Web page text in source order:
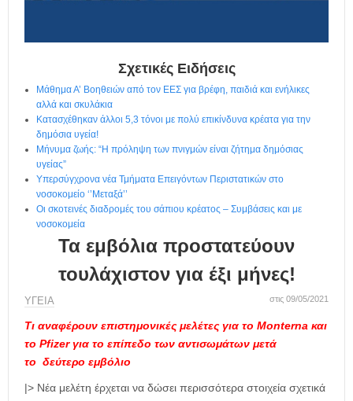
Σχετικές Ειδήσεις
Μάθημα Α’ Βοηθειών από τον ΕΕΣ για βρέφη, παιδιά και ενήλικες
αλλά και σκυλάκια
Κατασχέθηκαν άλλοι 5,3 τόνοι με πολύ επικίνδυνα κρέατα για την
δημόσια υγεία!
Μήνυμα ζωής: “Η πρόληψη των πνιγμών είναι ζήτημα δημόσιας
υγείας”
Υπερσύγχρονα νέα Τμήματα Επειγόντων Περιστατικών στο
νοσοκομείο ‘’Μεταξά’’
Οι σκοτεινές διαδρομές του σάπιου κρέατος – Συμβάσεις και με
νοσοκομεία
Τα εμβόλια προστατεύουν
τουλάχιστον για έξι μήνες!
ΥΓΕΙΑ στις 09/05/2021
Τι αναφέρουν επιστημονικές μελέτεςγια το Monterna και
το Pfizer για το επίπεδο των αντισωμάτων μετά
το δεύτερο εμβόλιο
|> Νέα μελέτη έρχεται να δώσει περισσότερα στοιχεία σχετικά